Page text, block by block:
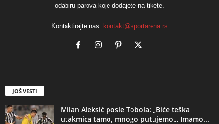
odabiru parova koje dodajete na tikete.
Kontaktirajte nas: kontakt@sportarena.rs
JOŠ VESTI
Milan Aleksić posle Tobola: „Biće teška
utakmica tamo, mnogo putujemo… Imamo...